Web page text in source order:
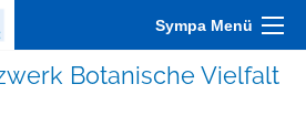
Sympa Menü
Botanische Vielfalt